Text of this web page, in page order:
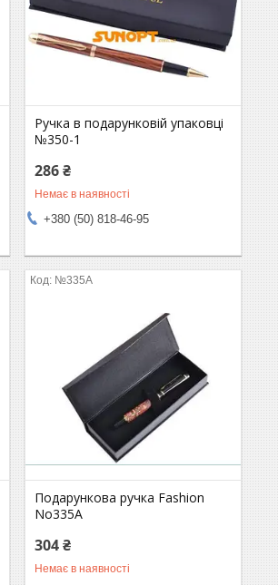
Ручка в подарунковій упаковці
№350-1
286 ₴
Немає в наявності
+380 (50) 818-46-95
№335А
Подарункова ручка Fashion
No335А
304 ₴
Немає в наявності